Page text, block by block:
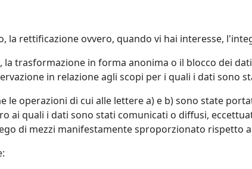
la rettificazione ovvero, quando vi hai interesse,
la trasformazione in forma anonima o il blocco dei
in relazione agli scopi per i quali i dati sono
le operazioni di cui alle lettere a) e b) sono state
ai quali i dati sono stati comunicati o diffusi,
di mezzi manifestamente sproporzionato rispetto